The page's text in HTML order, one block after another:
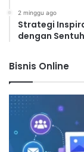
2 minggu ago
Strategi
dengan
Bisnis Online